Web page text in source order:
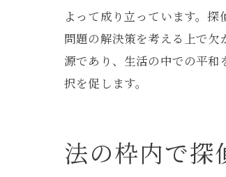
よって成り立っています。
問題の解決策を考える上で
源であり、生活の中での平
択を促します。
法の枠内で探